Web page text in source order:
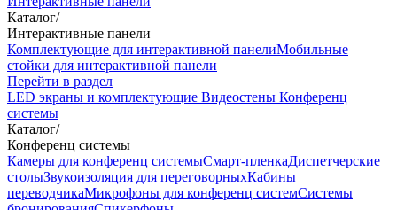
Каталог/
Интерактивные панели
Комплектующие для интерактивной панелиМобильные
стойки для интерактивной панели
Перейти в раздел
LED экраны и комплектующие Видеостены Конференц
системы
Каталог/
Конференц системы
Камеры для конференц системыCмарт-пленкаДиспетчерские
столыЗвукоизоляция для переговорныхКабины
переводчикаМикрофоны для конференц системСистемы